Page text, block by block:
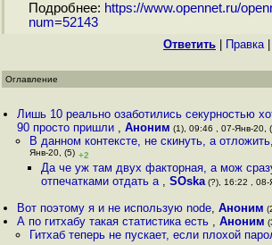
Подробнее: https://www.opennet.ru/
num=52143
Ответить Правка|
Оглавление
Лишь 10 реально озаботились секурностью
90 просто пришли ,Аноним (1), 09:46 , 07-Янв-20,
В данном контексте, не скинуть, а отложить,
Янв-20, (5) +2
Да че уж там двух факторная, а мож
отпечатками отдать а , SOska(?), 16:22 , 08-
Вот поэтому я и не использую node,Аноним
А по гитхабу такая статистика есть ,Аноним
Гитхаб теперь не пускает, если плохой